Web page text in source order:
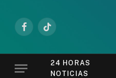
FacebookTikTok
24 HORAS
NOTICIAS